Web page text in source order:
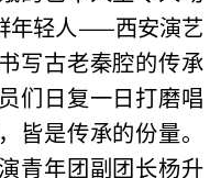
年轻人——西安演艺
写古老秦腔的传承
们日复一日打磨唱
皆是传承的份量。
青年团副团长杨升